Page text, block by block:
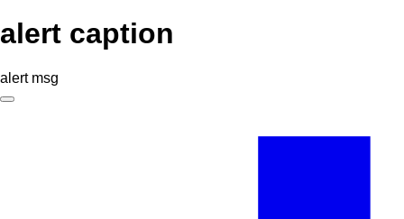
alert caption
alert msg